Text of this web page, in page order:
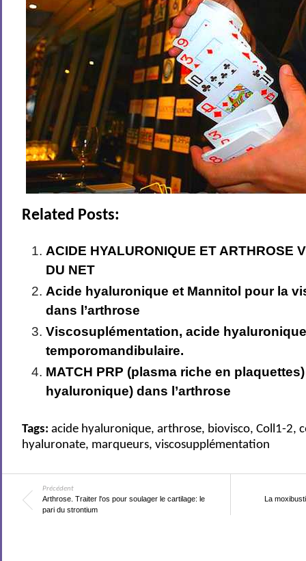
Related Posts:
ACIDE HYALURONIQUE ET ARTHROSE
DU NET
Acide hyaluronique et Mannitol pour la
dans l’arthrose
Viscosuplémentation, acide
temporomandibulaire.
MATCH PRP (plasma riche en
hyaluronique) dans l’arthrose
Tags:acide hyaluronique,arthrose, biovisco,Coll1-2,
hyaluronate, marqueurs,viscosupplémentation
Précédent
Arthrose. Traiter l'os pour soulager le cartilage: le
pari du strontium
La